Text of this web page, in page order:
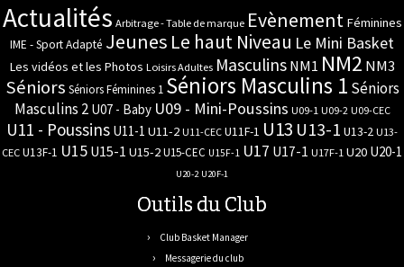
Actualités Arbitrage - Table de marque Evènement Féminines
IME - Sport Adapté Jeunes Le haut Niveau Le Mini Basket
Les vidéos et les Photos Loisirs Adultes Masculins NM1 NM2 NM3
Séniors Séniors Féminines 1 Séniors Masculins 1 Séniors
Masculins 2 U07 - Baby U09 - Mini-Poussins U09-1 U09-2 U09-CEC
U11 - Poussins U11-1 U11-2 U11-CEC U11F-1 U13 U13-1 U13-2 U13-
CEC U13F-1 U15 U15-1 U15-2U15-CEC U15F-1 U17 U17-1 U17F-1 U20 U20-1
U20-2 U20F-1
Outils du Club
Club Basket Manager
Messagerie du club